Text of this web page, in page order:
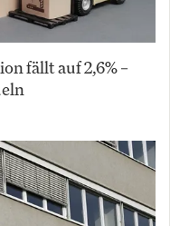
fällt auf 2,6% –